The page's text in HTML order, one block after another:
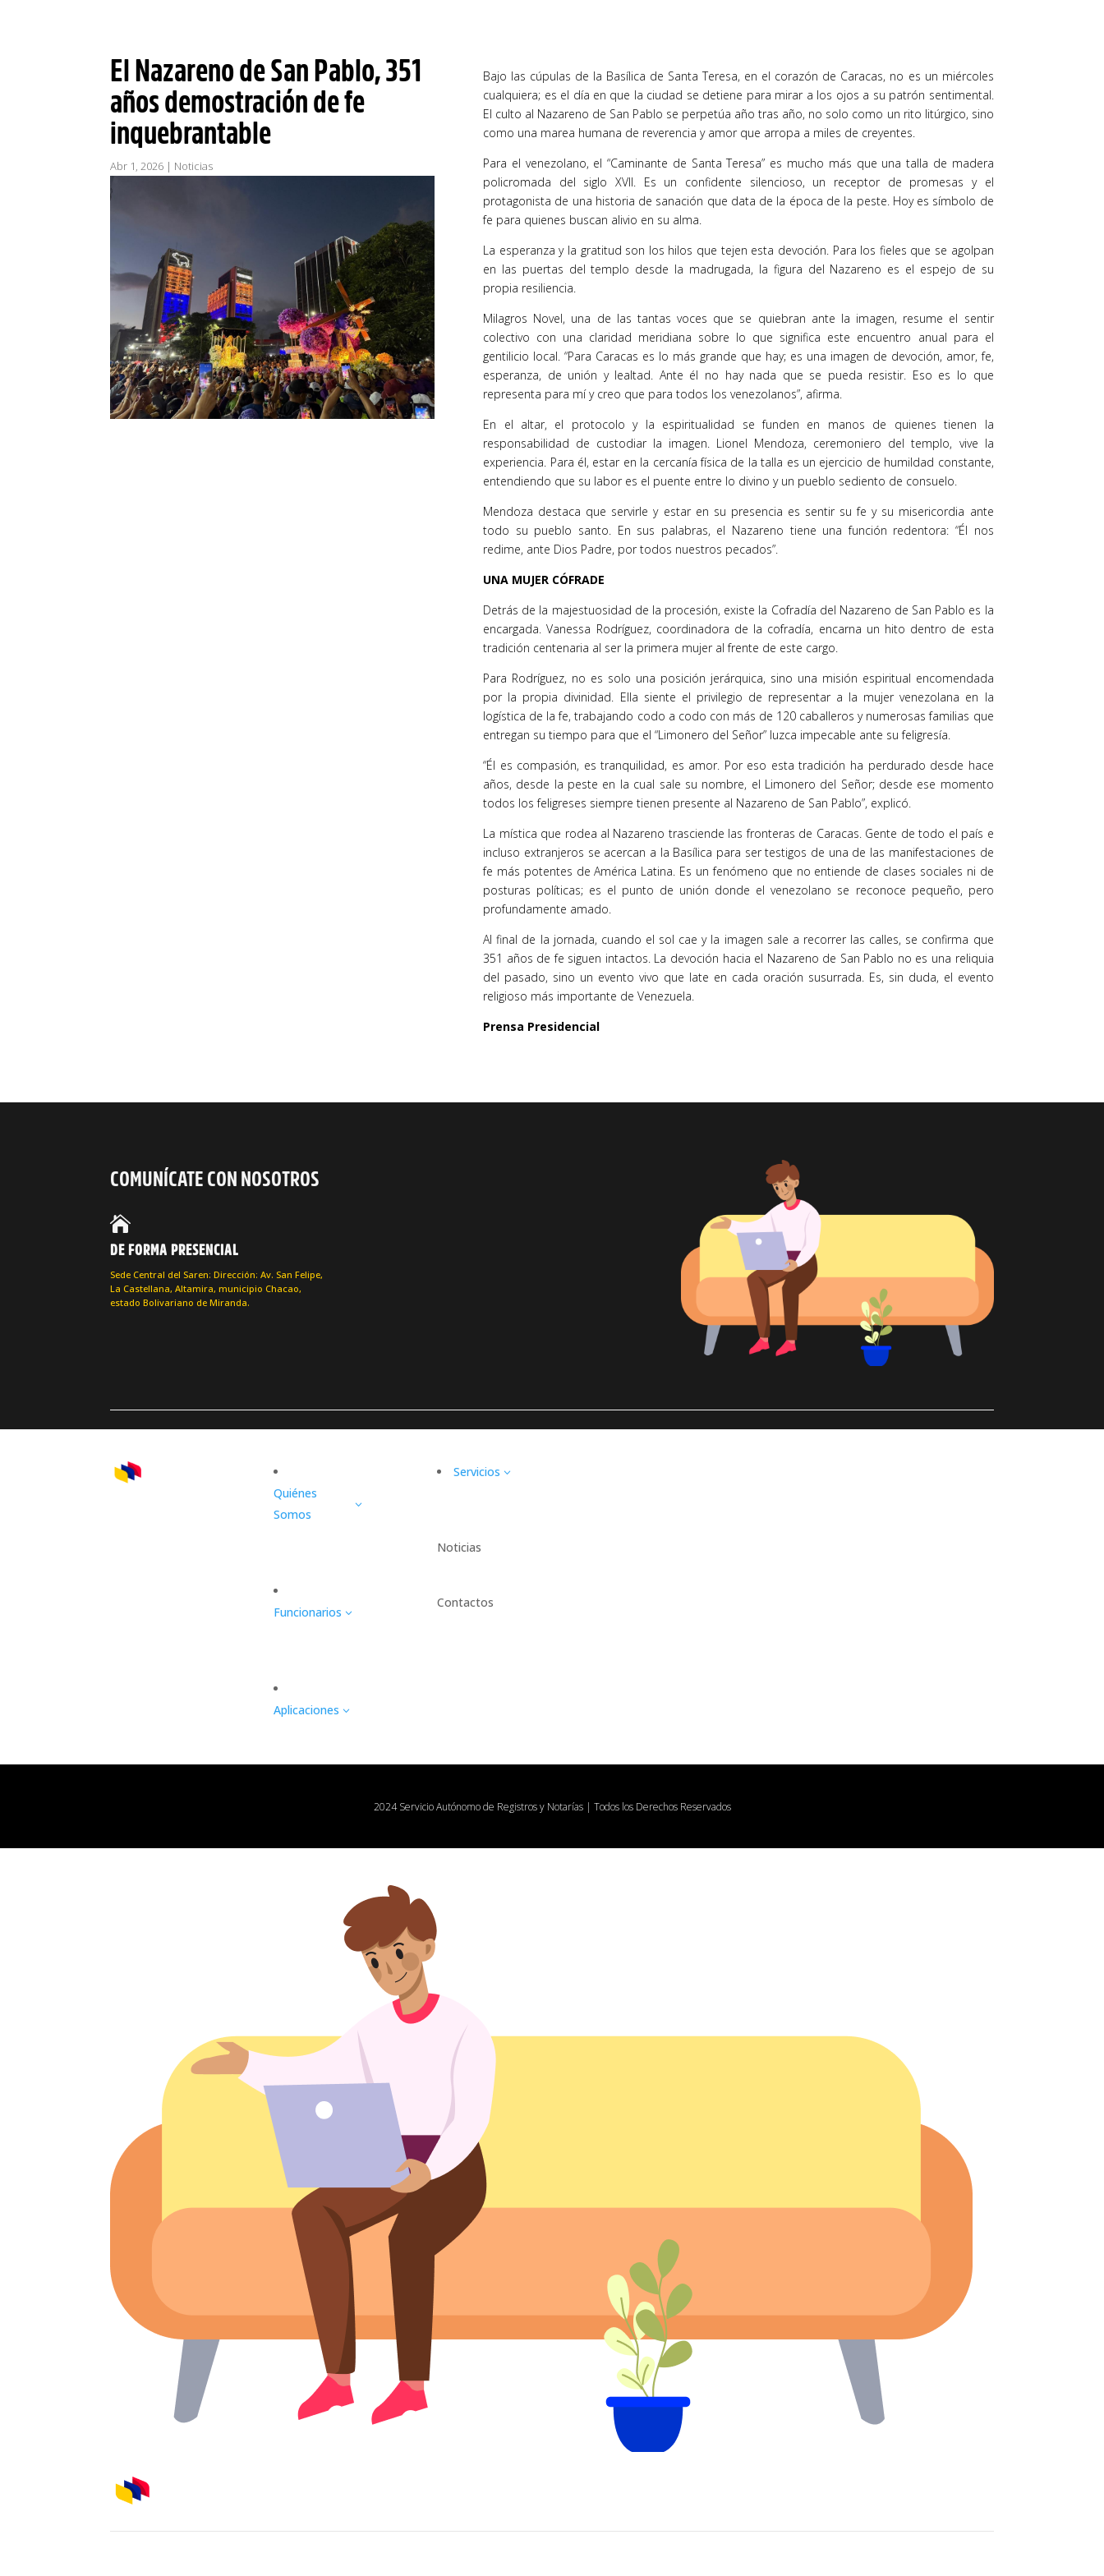
El Nazareno de San Pablo, 351
años demostración de fe
inquebrantable
Abr 1, 2026 | Noticias
Bajo las cúpulas de la Basílica de Santa Teresa, en el corazón de Caracas, no es un miércoles
cualquiera; es el día en que la ciudad se detiene para mirar a los ojos a su patrón sentimental.
El culto al Nazareno de San Pablo se perpetúa año tras año, no solo como un rito litúrgico, sino
como una marea humana de reverencia y amor que arropa a miles de creyentes.
Para el venezolano, el “Caminante de Santa Teresa” es mucho más que una talla de madera
policromada del siglo XVII. Es un confidente silencioso, un receptor de promesas y el
protagonista de una historia de sanación que data de la época de la peste. Hoy es símbolo de
fe para quienes buscan alivio en su alma.
La esperanza y la gratitud son los hilos que tejen esta devoción. Para los fieles que se agolpan
en las puertas del templo desde la madrugada, la figura del Nazareno es el espejo de su
propia resiliencia.
Milagros Novel, una de las tantas voces que se quiebran ante la imagen, resume el sentir
colectivo con una claridad meridiana sobre lo que significa este encuentro anual para el
gentilicio local. “Para Caracas es lo más grande que hay; es una imagen de devoción, amor, fe,
esperanza, de unión y lealtad. Ante él no hay nada que se pueda resistir. Eso es lo que
representa para mí y creo que para todos los venezolanos”, afirma.
En el altar, el protocolo y la espiritualidad se funden en manos de quienes tienen la
responsabilidad de custodiar la imagen. Lionel Mendoza, ceremoniero del templo, vive la
experiencia. Para él, estar en la cercanía física de la talla es un ejercicio de humildad constante,
entendiendo que su labor es el puente entre lo divino y un pueblo sediento de consuelo.
Mendoza destaca que servirle y estar en su presencia es sentir su fe y su misericordia ante
todo su pueblo santo. En sus palabras, el Nazareno tiene una función redentora: “Él nos
redime, ante Dios Padre, por todos nuestros pecados”.
UNA MUJER CÓFRADE
Detrás de la majestuosidad de la procesión, existe la Cofradía del Nazareno de San Pablo es la
encargada. Vanessa Rodríguez, coordinadora de la cofradía, encarna un hito dentro de esta
tradición centenaria al ser la primera mujer al frente de este cargo.
Para Rodríguez, no es solo una posición jerárquica, sino una misión espiritual encomendada
por la propia divinidad. Ella siente el privilegio de representar a la mujer venezolana en la
logística de la fe, trabajando codo a codo con más de 120 caballeros y numerosas familias que
entregan su tiempo para que el “Limonero del Señor” luzca impecable ante su feligresía.
“Él es compasión, es tranquilidad, es amor. Por eso esta tradición ha perdurado desde hace
años, desde la peste en la cual sale su nombre, el Limonero del Señor; desde ese momento
todos los feligreses siempre tienen presente al Nazareno de San Pablo”, explicó.
La mística que rodea al Nazareno trasciende las fronteras de Caracas. Gente de todo el país e
incluso extranjeros se acercan a la Basílica para ser testigos de una de las manifestaciones de
fe más potentes de América Latina. Es un fenómeno que no entiende de clases sociales ni de
posturas políticas; es el punto de unión donde el venezolano se reconoce pequeño, pero
profundamente amado.
Al final de la jornada, cuando el sol cae y la imagen sale a recorrer las calles, se confirma que
351 años de fe siguen intactos. La devoción hacia el Nazareno de San Pablo no es una reliquia
del pasado, sino un evento vivo que late en cada oración susurrada. Es, sin duda, el evento
religioso más importante de Venezuela.
Prensa Presidencial
COMUNÍCATE CON NOSOTROS

DE FORMA PRESENCIAL
Sede Central del Saren: Dirección: Av. San Felipe,
La Castellana, Altamira, municipio Chacao,
estado Bolivariano de Miranda.
Quiénes
Somos
3
Funcionarios 3
Aplicaciones 3
Servicios 3
Noticias
Contactos
2024 Servicio Autónomo de Registros y Notarías | Todos los Derechos Reservados